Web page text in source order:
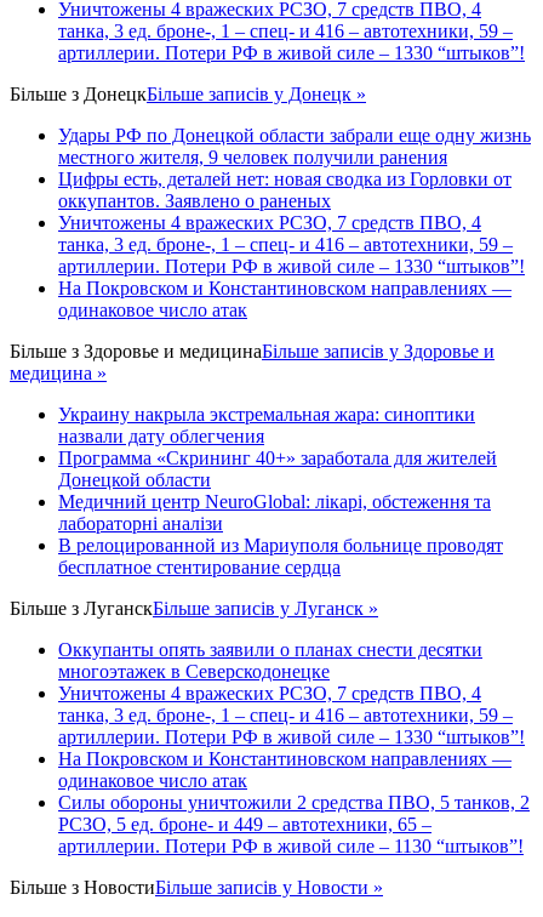
Уничтожены 4 вражеских РСЗО, 7 средств ПВО, 4
танка, 3 ед. броне-, 1 – спец- и 416 – автотехники, 59 –
артиллерии. Потери РФ в живой силе – 1330 “штыков”!
Більше з ДонецкБільше записів у Донецк »
Удары РФ по Донецкой области забрали еще одну жизнь
местного жителя, 9 человек получили ранения
Цифры есть, деталей нет: новая сводка из Горловки от
оккупантов. Заявлено о раненых
Уничтожены 4 вражеских РСЗО, 7 средств ПВО, 4
танка, 3 ед. броне-, 1 – спец- и 416 – автотехники, 59 –
артиллерии. Потери РФ в живой силе – 1330 “штыков”!
На Покровском и Константиновском направлениях —
одинаковое число атак
Більше з Здоровье и медицинаБільше записів у Здоровье и
медицина »
Украину накрыла экстремальная жара: синоптики
назвали дату облегчения
Программа «Скрининг 40+» заработала для жителей
Донецкой области
Медичний центр NeuroGlobal: лікарі, обстеження та
лабораторні аналізи
В релоцированной из Мариуполя больнице проводят
бесплатное стентирование сердца
Більше з ЛуганскБільше записів у Луганск »
Оккупанты опять заявили о планах снести десятки
многоэтажек в Северскодонецке
Уничтожены 4 вражеских РСЗО, 7 средств ПВО, 4
танка, 3 ед. броне-, 1 – спец- и 416 – автотехники, 59 –
артиллерии. Потери РФ в живой силе – 1330 “штыков”!
На Покровском и Константиновском направлениях —
одинаковое число атак
Силы обороны уничтожили 2 средства ПВО, 5 танков, 2
РСЗО, 5 ед. броне- и 449 – автотехники, 65 –
артиллерии. Потери РФ в живой силе – 1130 “штыков”!
Більше з НовостиБільше записів у Новости »